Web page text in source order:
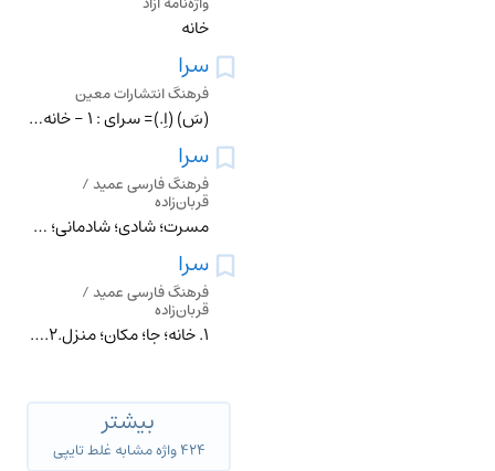
خانه
سرا
فرهنگ انتشارات معین
(سَ) (اِ.)= سرای : 1 - خانه ، مکان . 2 - بنای عالی . 3 - پسوند مکان : کاروانسرا.
سرا
فرهنگ فارسی عمید /
قربان‌زاده
مسرت؛ شادی؛ شادمانی؛ شادکامی؛ خوشی.
سرا
فرهنگ فارسی عمید /
قربان‌زاده
۱. خانه؛ جا؛ مکان؛ منزل.۲. خانۀ بزرگ. سرای بقا: [قدیمی، مجاز] = سرای پسین سرای پسین: [قدیمی، مجاز] آخرت؛ جهان دیگر. سرای جاوید: [مجاز] دنیای دیگر؛ عالم دیگر؛ ب
بیشتر
۴۲۴ واژه مشابه غلط تایپی